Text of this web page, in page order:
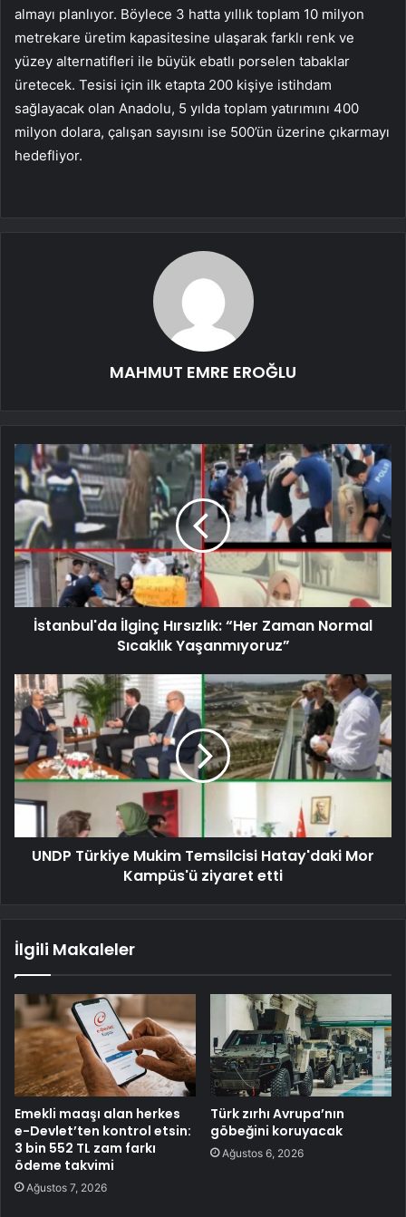
almayı planlıyor. Böylece 3 hatta yıllık toplam 10 milyon
metrekare üretim kapasitesine ulaşarak farklı renk ve
yüzey alternatifleri ile büyük ebatlı porselen tabaklar
üretecek. Tesisi için ilk etapta 200 kişiye istihdam
sağlayacak olan Anadolu, 5 yılda toplam yatırımını 400
milyon dolara, çalışan sayısını ise 500’ün üzerine çıkarmayı
hedefliyor.
MAHMUT EMRE EROĞLU
İstanbul'da İlginç Hırsızlık: “Her Zaman Normal
Sıcaklık Yaşanmıyoruz”
UNDP Türkiye Mukim Temsilcisi Hatay'daki Mor
Kampüs'ü ziyaret etti
İlgili Makaleler
Emekli maaşı alan herkes
e-Devlet’ten kontrol etsin:
3 bin 552 TL zam farkı
ödeme takvimi
Ağustos 7, 2026
Türk zırhı Avrupa’nın
göbeğini koruyacak
Ağustos 6, 2026